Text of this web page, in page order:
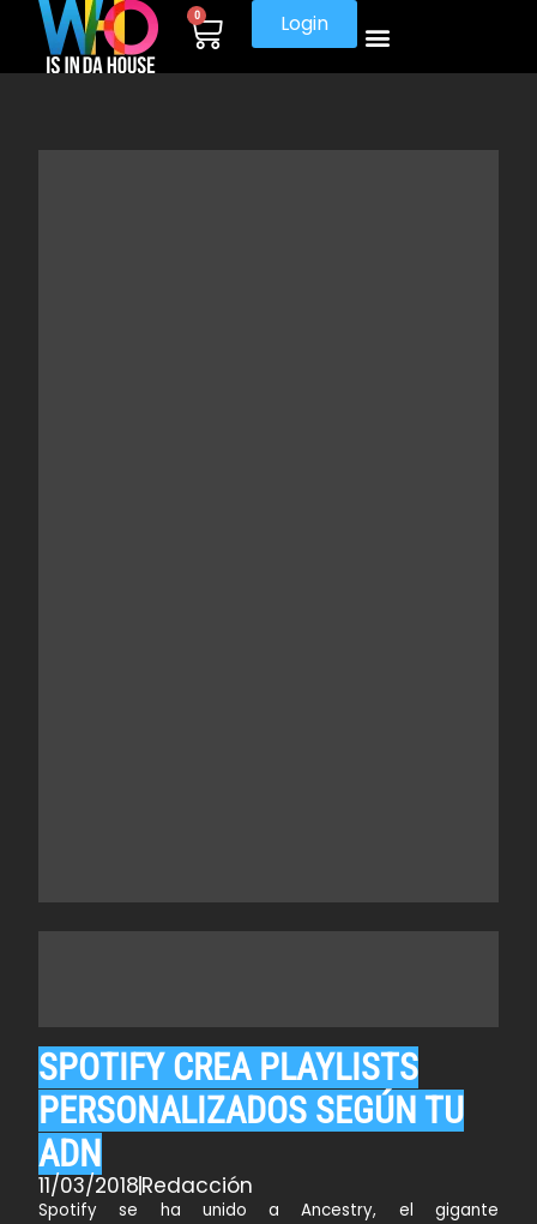
0 Login
SPOTIFY CREA PLAYLISTS
PERSONALIZADOS SEGÚN TU
ADN
11/03/2018Redacción
Spotify se ha unido aAncestry, el gigante